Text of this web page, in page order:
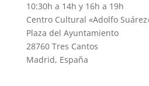
10:30h a 14h y 16h a 19h
Centro Cultural «Adolfo
Plaza del Ayuntamiento
28760 Tres Cantos
Madrid, España